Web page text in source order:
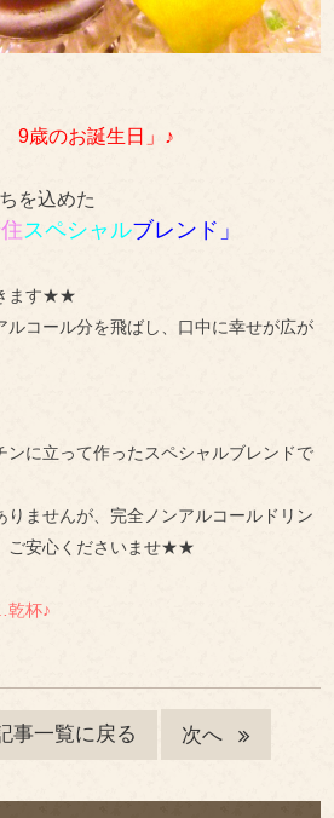
9歳のお誕生日」♪
を込めた
スペシャルブレンド」
ます★★
ルコール分を飛ばし、口中に幸せが広が
ンに立って作ったスペシャルブレンドで
りませんが、完全ノンアルコールドリン
ご安心くださいませ★★
乾杯♪
事一覧に戻る 次へ